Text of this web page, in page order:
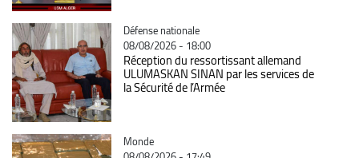
Catégorie
Défense nationale
08/08/2026 - 18:00
Réception du ressortissant allemand
ULUMASKAN SINAN par les services de
la Sécurité de l’Armée
Catégorie
Monde